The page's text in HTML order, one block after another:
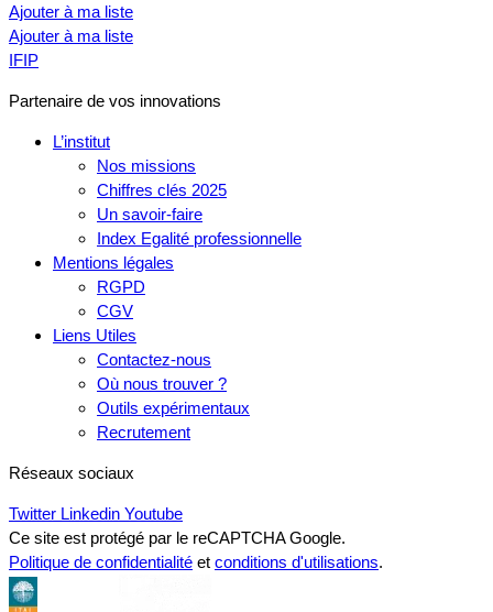
Ajouter à ma liste
Ajouter à ma liste
IFIP
Partenaire de vos innovations
L’institut
Nos missions
Chiffres clés 2025
Un savoir-faire
Index Egalité professionnelle
Mentions légales
RGPD
CGV
Liens Utiles
Contactez-nous
Où nous trouver ?
Outils expérimentaux
Recrutement
Réseaux sociaux
Twitter Linkedin Youtube
Ce site est protégé par le reCAPTCHA Google.
Politique de confidentialité et conditions d'utilisations.